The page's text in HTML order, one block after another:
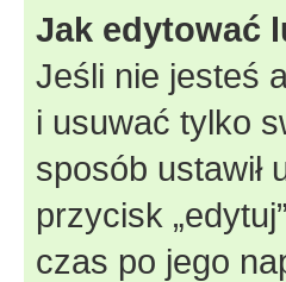
Jak edytować
Jeśli nie jesteś
i usuwać tylko
sposób ustawił
przycisk
czas po jego